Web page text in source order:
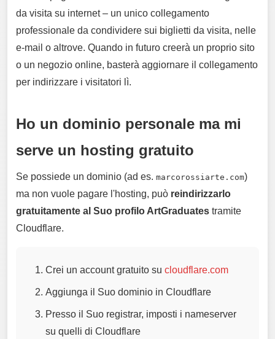
da visita su internet – un unico collegamento
professionale da condividere sui biglietti da visita, nelle
e-mail o altrove. Quando in futuro creerà un proprio sito
o un negozio online, basterà aggiornare il collegamento
per indirizzare i visitatori lì.
Ho un dominio personale ma mi
serve un hosting gratuito
Se possiede un dominio (ad es. marcorossiarte.com)
ma non vuole pagare l'hosting, può reindirizzarlo
gratuitamente al Suo profilo ArtGraduates tramite
Cloudflare.
Crei un account gratuito su cloudflare.com
Aggiunga il Suo dominio in Cloudflare
Presso il Suo registrar, imposti i nameserver
su quelli di Cloudflare